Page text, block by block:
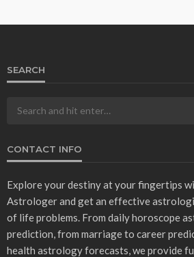
SEARCH
CONTACT INFO
Explore your destiny at your fingertips
Astrologer and get an effective
of life problems. From daily horoscope
prediction, from marriage to career
health astrology forecasts, we provide